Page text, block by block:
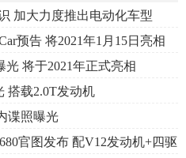
加大力度推出电动化车型
预告 将2021年1月15日亮相
将于2021年正式亮相
搭载2.0T发动机
谍照曝光
官图发布 配V12发动机+四驱